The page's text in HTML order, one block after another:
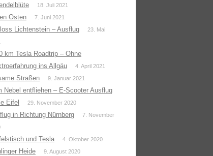
18. Juli 2021
Osten 7. Juni 2021
Lichtenstein – Ausflug
23. Mai
km Tesla Roadtrip – Ohne
ins Allgäu
4. April 2021
Straßen 9. Januar 2021
Nebel entfliehen – E-Scooter Ausflug
Eifel
29. November 2020
in Richtung Nürnberg
7. November
und Tesla 4. Oktober 2020
Heide 9. August 2020